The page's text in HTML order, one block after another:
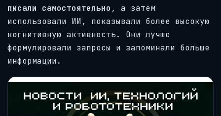
писали самостоятельно , а затем
использовали ИИ, показывали более высокую
когнитивную активность. Они лучше
формулировали запросы и запоминали больше
информации.